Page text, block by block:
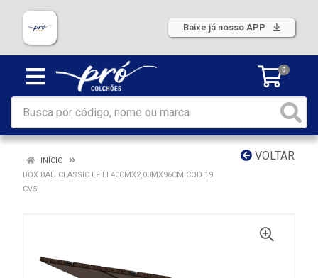
Baixe já nosso APP
0
VOLTAR
INÍCIO
BOX BAU CLASSIC LF LI 40CMX2,03MX96CM COD 19
CV5